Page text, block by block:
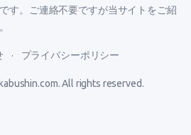
す。ご連絡不要ですが当サイトをご紹
プライバシーポリシー
kabushin.com. All rights reserved.